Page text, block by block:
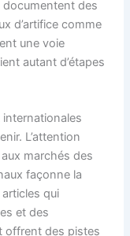
documentent des
d’artifice comme
une voie
autant d’étapes
L’attention
marchés des
façonne la
qui
et des
offrent des pistes